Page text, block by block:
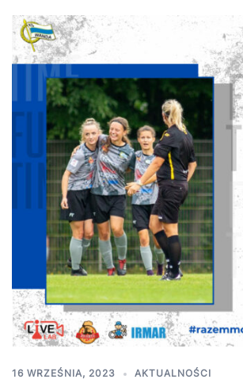
16 WRZEŚNIA, 2023 AKTUALNOŚCI